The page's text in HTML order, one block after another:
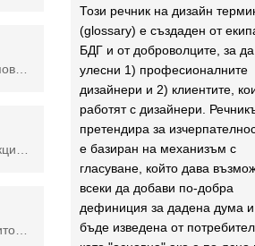
Този речник на дизайн
(glossary) e създаден от
БДГ и от доброволците, за да
улесни 1) професионалните
дизайнери и 2) клиентите,
работят с дизайнери.
претендира за
е базиран на механизъм с
гласуване, който дава
всеки да добави по-добра
дефиниция за дадена дума и
бъде изведена от